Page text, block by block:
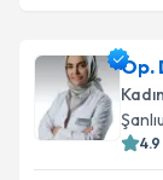
Op. Dr.
oluşturun.
takvim
Op.
4.9